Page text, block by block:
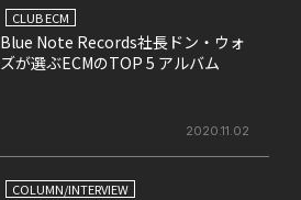
CLUB ECM
Blue Note Records社長ドン・ウォ
ズが選ぶECMのTOP 5 アルバム
2020.11.02
COLUMN/INTERVIEW